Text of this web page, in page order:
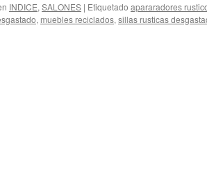
INDICE, SALONES | Etiquetado apararadores
, muebles reciclados, sillas rusticas